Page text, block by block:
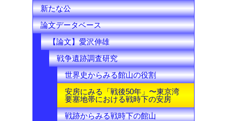
新たな公
論文データベース
【論文】愛沢伸雄
戦争遺跡調査研究
世界史からみる館山の役割
安房にみる「戦後50年」〜東京湾
要塞地帯における戦時下の安房
戦跡からみる戦時下の館山